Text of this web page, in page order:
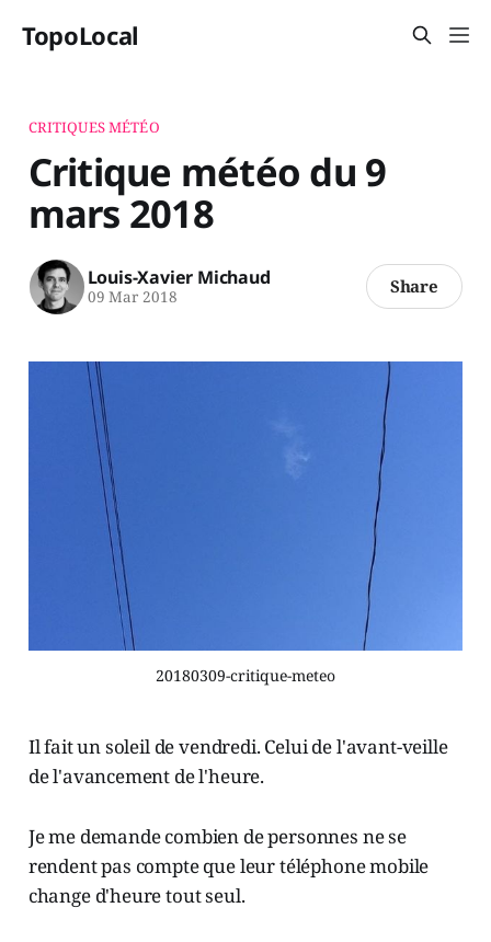
TopoLocal
CRITIQUES MÉTÉO
Critique météo du 9
mars 2018
Louis-Xavier Michaud
09 Mar 2018 Share
20180309-critique-meteo
Il fait un soleil de vendredi. Celui de l'avant-veille
de l'avancement de l'heure.
Je me demande combien de personnes ne se
rendent pas compte que leur téléphone mobile
change d'heure tout seul.